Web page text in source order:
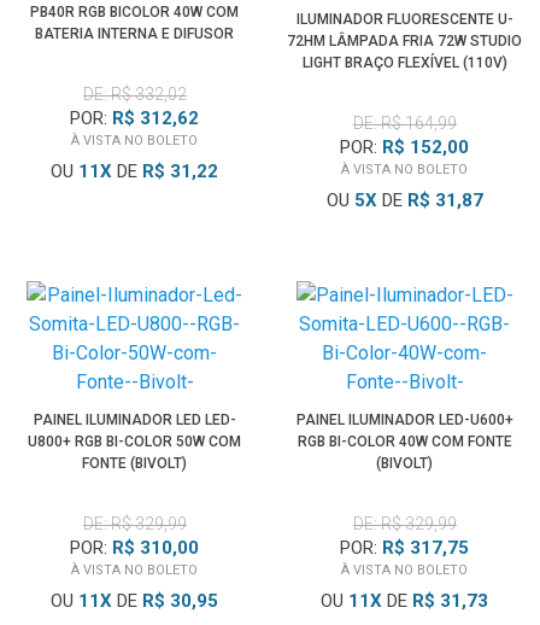
PB40R RGB BICOLOR 40W COM
BATERIA INTERNA E DIFUSOR
DE: R$ 332,02
POR: R$ 312,62
À VISTA NO BOLETO
OU 11X DE R$ 31,22
ILUMINADOR FLUORESCENTE U-
72HM LÂMPADA FRIA 72W STUDIO
LIGHT BRAÇO FLEXÍVEL (110V)
DE: R$ 164,99
POR: R$ 152,00
À VISTA NO BOLETO
OU 5XDE R$ 31,87
PAINEL ILUMINADOR LED LED-
U800+ RGB BI-COLOR 50W COM
FONTE (BIVOLT)
DE: R$ 329,99
POR: R$ 310,00
À VISTA NO BOLETO
OU 11X DE R$ 30,95
PAINEL ILUMINADOR LED-U600+
RGB BI-COLOR 40W COM FONTE
(BIVOLT)
DE: R$ 329,99
POR: R$ 317,75
À VISTA NO BOLETO
OU 11X DE R$ 31,73